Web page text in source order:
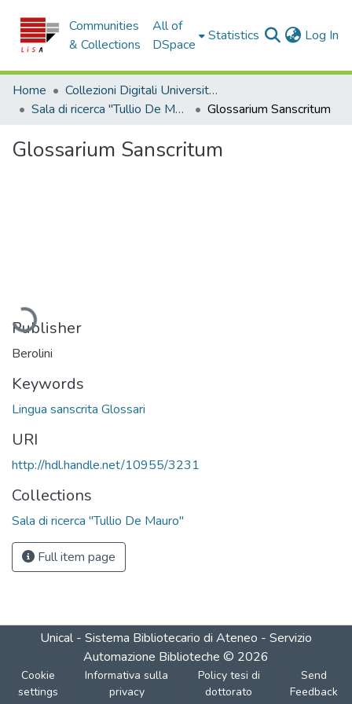
Communities
& Collections
All of
DSpace
Statistics Log In
Home
Collezioni Digitali Università della Calabria
Sala di ricerca "Tullio De Mauro"
Glossarium Sanscritum
Glossarium Sanscritum
Publisher
Berolini
Keywords
Lingua sanscrita Glossari
URI
http://hdl.handle.net/10955/3231
Collections
Sala di ricerca "Tullio De Mauro"
Full item page
Unical - Sistema Bibliotecario di Ateneo - Servizio
Automazione Biblioteche © 2026
Cookie
settings
Informativa sulla
privacy
Policy tesi di
dottorato
Send
Feedback